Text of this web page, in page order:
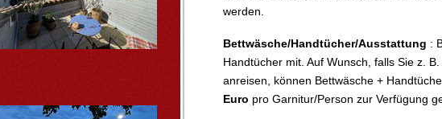
werden.
Bettwäsche/Handtücher/Ausstattung :
Handtücher mit. Auf Wunsch, falls Sie z.
anreisen, können Bettwäsche +
Euro pro Garnitur/Person zur Verfügung